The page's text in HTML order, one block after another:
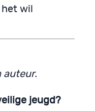
wil
auteur.
jeugd?